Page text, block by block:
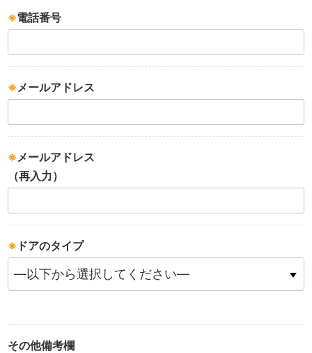
※電話番号
※ メールアドレス
※ メールアドレス
（再入力）
※ ドアのタイプ
その他備考欄